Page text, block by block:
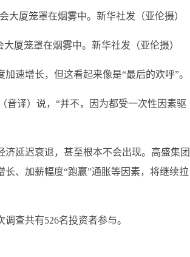
厦笼罩在烟雾中。新华社发（亚伦摄）
增长，但这看起来像是“最后的欢呼”。
译）说，“并不，因为都受一次性因素驱
延迟衰退，甚至根本不会出现。高盛集团
、加薪幅度“跑赢”通胀等因素，将继续拉
查共有526名投资者参与。